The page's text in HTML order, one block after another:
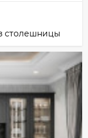
столешницы